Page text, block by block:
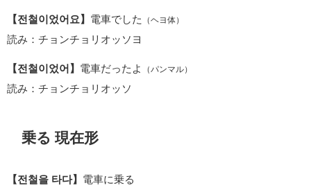
【전철이었어요】 電車でした （ヘヨ体）
読み：チョンチョリオッソヨ
【전철이었어】 電車だったよ （パンマル）
読み：チョンチョリオッソ
乗る 現在形
【전철을 타다】 電車に乗る